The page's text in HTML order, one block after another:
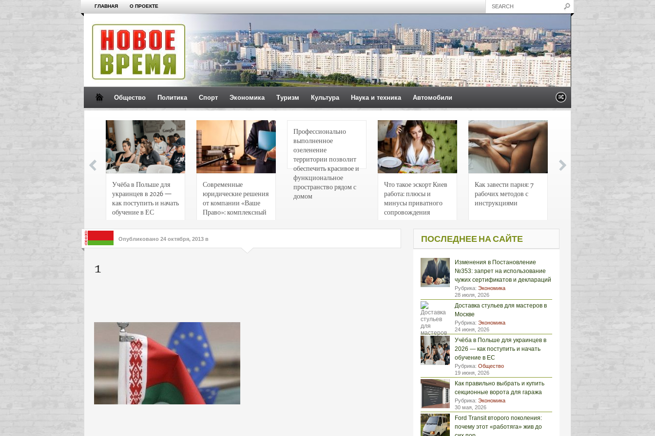
ГЛАВНАЯ О ПРОЕКТЕ
Общество Политика Спорт Экономика Туризм Культура Наука и техника Автомобили
Учёба в Польше для
украинцев в 2026 —
как поступить и начать
обучение в ЕС
Современные
юридические решения
от компании «Ваше
Право»: комплексный
интересов клиентов
Профессионально
выполненное
озеленение
территории позволит
обеспечить красивое и
функциональное
пространство рядом с
домом
Что такое эскорт Киев
работа: плюсы и
минусы приватного
сопровождения
Как завести парня: 7
рабочих методов с
инструкциями
Опубликовано 24 октября, 2013 в
1
ПОСЛЕДНЕЕ НА САЙТЕ
Изменения в Постановление
№353: запрет на использование
чужих сертификатов и деклараций
Рубрика: Экономика
28 июля, 2026
Доставка стульев для мастеров в
Москве
Рубрика: Экономика
24 июня, 2026
Учёба в Польше для украинцев в
2026 — как поступить и начать
обучение в ЕС
Рубрика: Общество
19 июня, 2026
Как правильно выбрать и купить
секционные ворота для гаража
Рубрика: Экономика
30 мая, 2026
Ford Transit второго поколения:
почему этот «работяга» жив до